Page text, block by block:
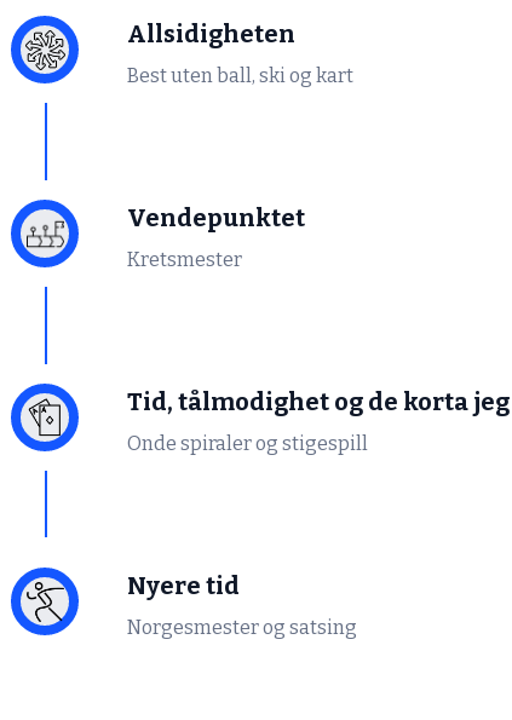
Allsidigheten
Best uten ball, ski og kart
Vendepunktet
Kretsmester
Tid, tålmodighet og de korta
Onde spiraler og stigespill
Nyere tid
Norgesmester og satsing